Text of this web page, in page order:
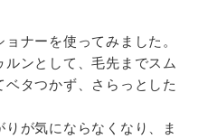
ナーを使ってみました。
ンとして、毛先までスム
タつかず、さらっとした
が気にならなくなり、ま